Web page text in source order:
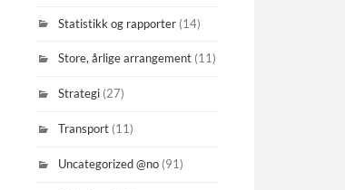
Statistikk og rapporter (14)
Store, årlige arrangement (11)
Strategi (27)
Transport (11)
Uncategorized @no (91)